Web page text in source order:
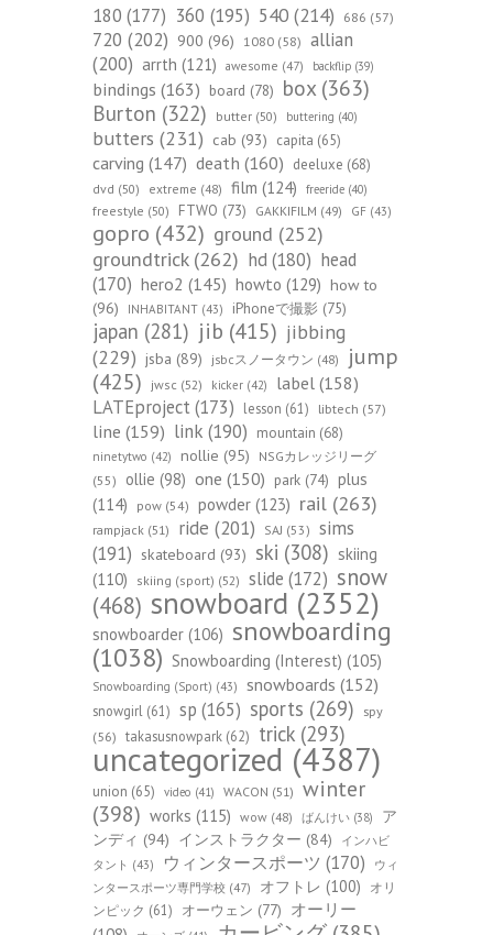
180 (177) 360 (195) 540 (214) 686 (57)
720 (202) 900 (96) 1080 (58) allian
(200) arrth (121) awesome (47) backflip (39)
bindings (163) board (78) box (363)
Burton (322) butter (50) buttering (40)
butters (231) cab (93) capita (65)
carving (147) death (160) deeluxe (68)
dvd (50) extreme (48) film (124) freeride (40)
freestyle (50) FTWO (73) GAKKIFILM (49) GF (43)
gopro (432) ground (252)
groundtrick(262) hd(180) head
(170) hero2 (145) howto (129) how to
(96)
INHABITANT (43) iPhoneで撮影 (75)
japan (281) jib (415) jibbing
(229) jsba (89) jsbcスノータウン (48)
jump
(425)
jwsc (52) kicker (42) label (158)
LATEproject(173) lesson (61) libtech (57)
line (159) link (190) mountain (68)
ninetytwo (42) nollie (95)
NSGカレッジリーグ
(55)
ollie (98) one (150) park (74) plus
(114)
pow (54) powder (123) rail (263)
rampjack (51) ride (201) SAJ (53) sims
(191) skateboard (93) ski (308) skiing
(110)
skiing (sport) (52) slide (172) snow
(468) snowboard(2352)
snowboarder (106) snowboarding
(1038) Snowboarding (Interest) (105)
Snowboarding (Sport) (43) snowboards (152)
snowgirl (61) sp (165) sports (269)
spy
(56) takasusnowpark (62) trick (293)
uncategorized (4387)
union (65) video (41) WACON (51) winter
(398) works (115) wow (48) ばんけい (38)
ア
ンディ (94) インストラクター (84)
インハビ
タント (43) ウィンタースポーツ (170)
ウィ
ンタースポーツ専門学校 (47) オフトレ (100)
オリ
ンピック (61) オーウェン (77) オーリー